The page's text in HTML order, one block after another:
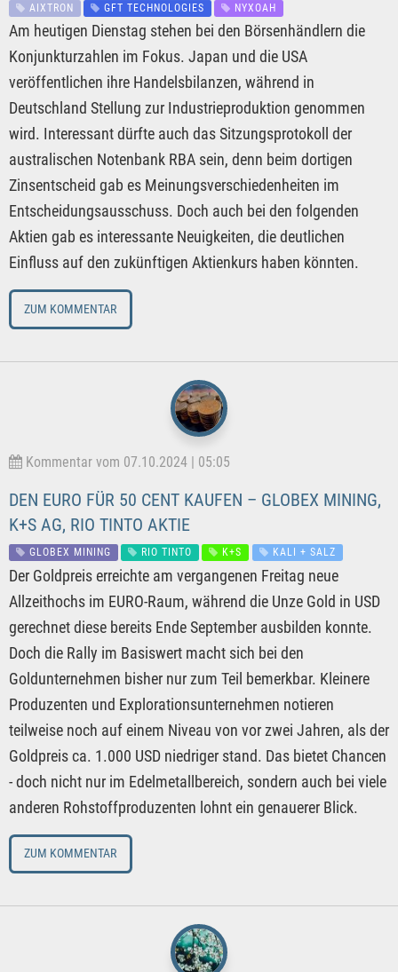
AIXTRON GFT TECHNOLOGIES NYXOAH
Am heutigen Dienstag stehen bei den Börsenhändlern die
Konjunkturzahlen im Fokus. Japan und die USA
veröffentlichen ihre Handelsbilanzen, während in
Deutschland Stellung zur Industrieproduktion genommen
wird. Interessant dürfte auch das Sitzungsprotokoll der
australischen Notenbank RBA sein, denn beim dortigen
Zinsentscheid gab es Meinungsverschiedenheiten im
Entscheidungsausschuss. Doch auch bei den folgenden
Aktien gab es interessante Neuigkeiten, die deutlichen
Einfluss auf den zukünftigen Aktienkurs haben könnten.
ZUM KOMMENTAR
Kommentar vom 07.10.2024 | 05:05
DEN EURO FÜR 50 CENT KAUFEN – GLOBEX MINING,
K+S AG, RIO TINTO AKTIE
GLOBEX MINING RIO TINTO K+S KALI + SALZ
Der Goldpreis erreichte am vergangenen Freitag neue
Allzeithochs im EURO-Raum, während die Unze Gold in USD
gerechnet diese bereits Ende September ausbilden konnte.
Doch die Rally im Basiswert macht sich bei den
Goldunternehmen bisher nur zum Teil bemerkbar. Kleinere
Produzenten und Explorationsunternehmen notieren
teilweise noch auf einem Niveau von vor zwei Jahren, als der
Goldpreis ca. 1.000 USD niedriger stand. Das bietet Chancen
- doch nicht nur im Edelmetallbereich, sondern auch bei viele
anderen Rohstoffproduzenten lohnt ein genauerer Blick.
ZUM KOMMENTAR